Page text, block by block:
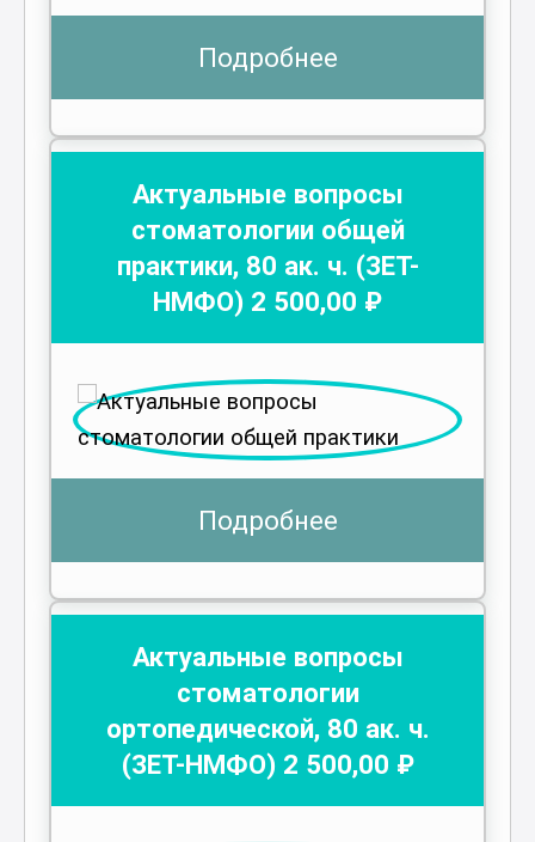
Подробнее
Актуальные вопросы
стоматологии общей
практики, 80 ак. ч. (ЗЕТ-
НМФО) 2 500,00 ₽
Подробнее
Актуальные вопросы
стоматологии
ортопедической, 80 ак. ч.
(ЗЕТ-НМФО) 2 500,00 ₽